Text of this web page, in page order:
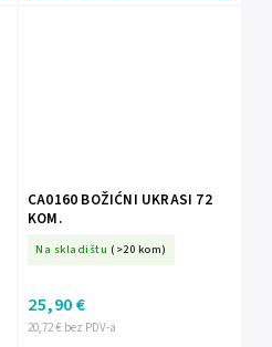
CA0160 BOŽIĆNI UKRASI 72
KOM.
Na skladištu (>20 kom)
20,72 € bez PDV-a
25,90 €